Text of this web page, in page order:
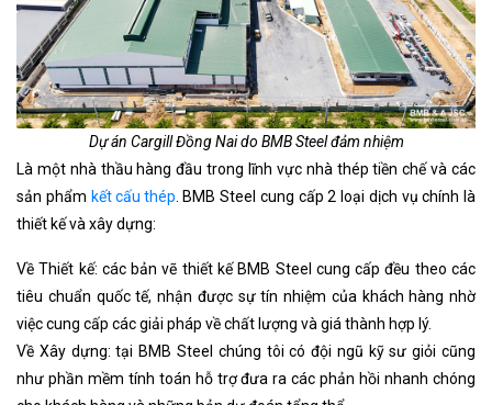
Dự án Cargill Đồng Nai do BMB Steel đảm nhiệm
Là một nhà thầu hàng đầu trong lĩnh vực nhà thép tiền chế và các
sản phẩm kết cấu thép. BMB Steel cung cấp 2 loại dịch vụ chính là
thiết kế và xây dựng:
Về Thiết kế: các bản vẽ thiết kế BMB Steel cung cấp đều theo các
tiêu chuẩn quốc tế, nhận được sự tín nhiệm của khách hàng nhờ
việc cung cấp các giải pháp về chất lượng và giá thành hợp lý.
Về Xây dựng: tại BMB Steel chúng tôi có đội ngũ kỹ sư giỏi cũng
như phần mềm tính toán hỗ trợ đưa ra các phản hồi nhanh chóng